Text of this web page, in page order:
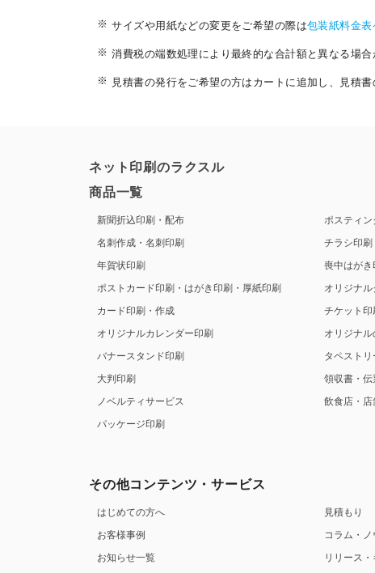
サイズや用紙などの変更をご希望の際は包装紙料金表
消費税の端数処理により最終的な合計額と異なる場合
見積書の発行をご希望の方はカートに追加し、見積書
ネット印刷のラクスル
商品一覧
新聞折込印刷・配布
名刺作成・名刺印刷
年賀状印刷
ポストカード印刷・はがき印刷・厚紙印刷
カード印刷・作成
オリジナルカレンダー印刷
バナースタンド印刷
大判印刷
ノベルティサービス
パッケージ印刷
ポスティ
チラシ印刷
喪中はがき
オリジナ
チケット印
オリジナ
タペストリ
領収書・伝
飲食店・店
その他コンテンツ・サービス
はじめての方へ
お客様事例
お知らせ一覧
見積もり
コラム・ノ
リリース